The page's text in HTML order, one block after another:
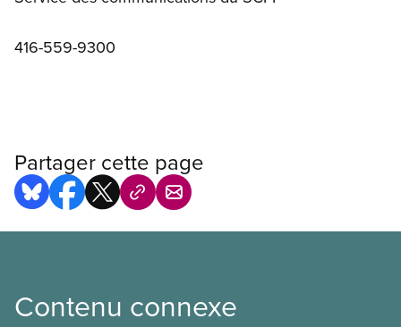
416-559-9300
Partager cette page
Contenu connexe